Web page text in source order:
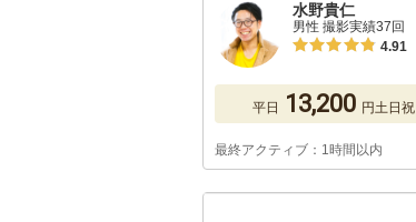
水野貴仁
男性 撮影実績37回
4.91
平日 13,200 円土日祝
最終アクティブ：1時間以内